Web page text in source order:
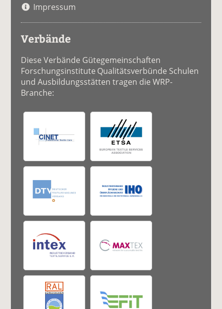
Impressum
Verbände
Diese Verbände Gütegemeinschaften
Forschungsinstitute Qualitätsverbünde Schulen
und Ausbildungsstätten tragen die WRP-
Branche: